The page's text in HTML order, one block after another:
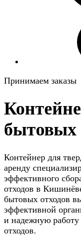
Принимаем заказы
бытовых
Контейнер для
аренду
эффективного
отходов в
бытовых отходов
эффективной
и надежную
отходов.